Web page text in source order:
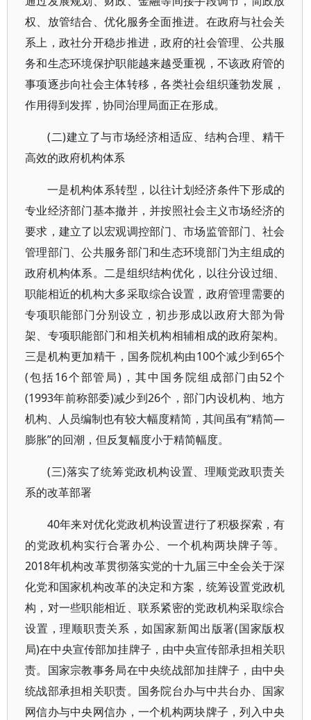
权、放管结合、优化服务全面推进。在政府与社会关
系上，政社分开稳步推进，政府的社会管理、公共服
务和生态环境保护职能越来越受重视，不该政府管的
事项逐步向社会主体转移，各类社会组织蓬勃发展，
作用得到发挥，协同治理局面正在形成。
(二)建立了与市场经济相适应、结构合理、精干
高效的政府机构体系
一是机构体系转型，以往计划经济条件下形成的
专业经济部门基本撤并，并按照社会主义市场经济的
要求，建立了以宏观调控部门、市场监管部门、社会
管理部门、公共服务部门和生态环境部门为主组成的
政府机构体系。二是组织结构优化，以往分设过细、
职能相近的机构大多采取综合设置，政府管理需要的
专项职能部门分别设立，初步形成以政府大部为骨
架、专项职能部门和相关机构相辅相成的政府架构。
三是机构更加精干，国务院机构由100个减少到65个
(包括16个部管局)，其中国务院组成部门由52个
(1993年前称部委)减少到26个，部门内设机构、地方
机构、人员编制也有较大幅度精简，其间虽有“精简—
膨胀”的回潮，但反复幅度小于精简幅度。
(三)落实了统筹党政机构设置、理顺党政职责关
系的改革部署
40年来对优化党政机构设置进行了积极探索，有
的党政机构实行合署办公、一个机构两块牌子等。
2018年机构改革贯彻落实党的十九届三中全会关于深
化党和国家机构改革的决定和方案，统筹设置党政机
构，对一些职能相近、联系紧密的党政机构采取综合
设置，理顺职责关系，如国家新闻出版署(国家版权
局)在中央宣传部加挂牌子，由中央宣传部承担相关职
责。国家宗教事务局在中央统战部加挂牌子，由中央
统战部承担相关职责。国务院台办与中共台办、国家
网信办与中央网信办，一个机构两块牌子，列入中央